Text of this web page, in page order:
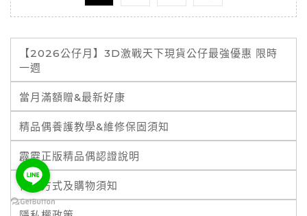
【2026公仔月】3D激戰天下現貨公仔最強優惠 限時
一週
當月滿額贈&最新好康
精品偶養護教學&維修保固須知
霹靂正版精品偶認證說明
付款方式及購物須知